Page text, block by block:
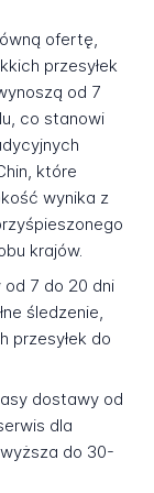
ofertę,
przesyłek
od 7
co stanowi
które
wynika z
krajów.
7 do 20 dni
śledzenie,
przesyłek do
dostawy od
dla
do 30-